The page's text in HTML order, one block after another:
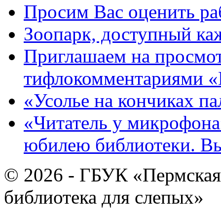
Просим Вас оценить
Зоопарк, доступный
Приглашаем на
тифлокомментариями
«Усолье на кончиках
«Читатель у
юбилею библиотеки.
© 2026 - ГБУК «Пермская
библиотека для слепых»